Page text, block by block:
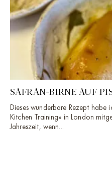
SAFRAN-BIRNE AUF
Dieses wunderbare Rezept habe
Kitchen Training» in London
Jahreszeit, wenn...